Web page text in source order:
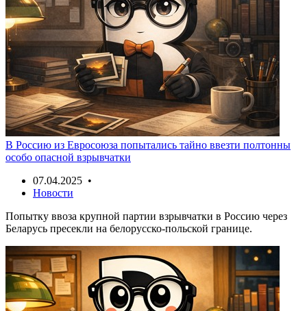
В Россию из Евросоюза попытались тайно ввезти полтонны
особо опасной взрывчатки
07.04.2025 •
Новости
Попытку ввоза крупной партии взрывчатки в Россию через
Беларусь пресекли на белорусско-польской границе.